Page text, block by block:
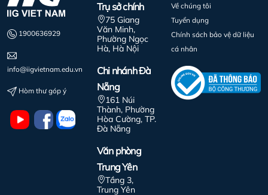
1900636929
info@iigvietnam.edu.vn
Hòm thư góp ý
Trụ sở chính
75 Giang
Văn Minh,
Phường Ngọc
Hà, Hà Nội
Chi nhánh Đà
Nẵng
161 Núi
Thành, Phường
Hòa Cường, TP.
Đà Nẵng
Văn phòng
Trung Yên
Tầng 3,
Trung Yên
Về chúng tôi
Tuyển dụng
Chính sách bảo vệ dữ liệu
cá nhân